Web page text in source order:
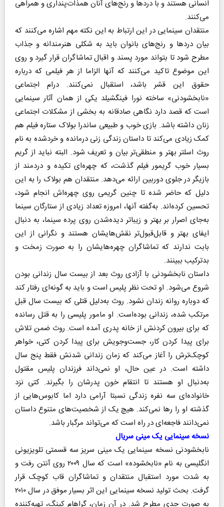
انسانی هستند و با دردها و رنج‌های آنان همذات‌پنداری و همراهی
می‌کنند.
منتقدان سینمایی در این ارتباط به این نکته مهم اشاره می‌کنند که
بیان دردها و رنج‌های بانوان باید به شکلی هنرمندانه و جذاب
مطرح شود تا بتواند مورد پسند و اقبال تماشاگران قرار گیرد و روی
این موضوع تاکید می‌کنند که آنها الزاما از هر فیلمی که درباره
حقوق این قشر باشد، استقبال نمی‌کنند. درام اجتماعی
«نابخشودنی» ساخته نورا فینگشیلد یکی از همان آثار سینمایی
است که قصد دارد نگاهی صادقانه به بخشی از مشکلات اجتماعی
زنان داشته باشد. بازی خوب و طبیعی ساندرا بولاک ستاره فیلم هم
کمک زیادی می‌کند تا داستان زندگی زنی درمانده و خردشده به نام
روث اسلتر بهتر و منطقی‌تر بیان و تعریف شود. البته نباید از گریم
بسیار خوب گریمور فیلم گذشت، که چهره‌ای تکیده و دردمند از
بازیگر در جلوی دوربین ارائه می‌دهد. منتقدان هم بولاک را به‌ این
دلیل ‌که حاضر شده تا چنین گریمی روی چهره‌اش انجام شود،
تحسین کرده‌اند. به‌گفته آنها، امروزه تعداد زیادی از ستارگان سینما
به‌جای اصرار بر بهتر و زیباتر دیده‌شدن روی پرده سینما، به‌ دنبال
ایفای بهتر و قابل‌قبول‌تر نقش‌هایشان هستند و نگرانی از این
بابت ندارند که تماشاگران چهره‌هایشان را به‌ صورت زمخت و
بدترکیب ببینند.
داستان نابخشودنی با آزادی روث بعد از بیست سال زندانی بودن
شروع می‌شود. او تحت نظر پلیس است و باید به گونه‌ای رفتار کند
که دوباره روانه زندان نشود. روث به‌دلیل قتلی که بیست سال قبل
مرتکب شده، زندانی بوده‌است. او مامور پلیسی را به قتل رسانده
که برای بیرون کردنش از خانه پدری آمده است. روث ضمن تلاش
برای پیدا کردن کار، جست‌وجویش برای پیدا کردن کتی، خواهر
کوچک‌ترش را آغاز می‌کند که زمان زندانی شدنش فقط پنج سال
داشته است. در عین حال، او نمی‌داند فرزندان پلیس مقتول
به‌دنبال او هستند تا انتقام خون پدرشان را بگیرند. کتی نزد
خانواده‌ای سه نفره زندگی نسبتا آرامی دارد اما کابوس‌هایی از
گذشته او را رها نمی‌کند. هیچ‌ یک از شخصیت‌های متنوع داستان
نمی‌دانند فاجعه‌ای در راه است که می‌تواند مرگبار باشد.
نسخه سینمایی یک مینی سریال
نابخشودنی نسخه سینمایی یک مینی‌ سریز سه قسمتی تلویزیونی
انگلیسی به نام «نابخشوده» است که سال ۲۰۰۹ روی آنتن رفت و
به‌ شدت مورد استقبال منتقدان و تماشاگران قاب کوچک قرار
گرفت. بحث تولید نسخه سینمایی این اثر بسیار موفق در سال ۲۰۱۰
به صورت جدی مطرح شد. در آن زمان، گراهام کینگ، تهیه‌کننده